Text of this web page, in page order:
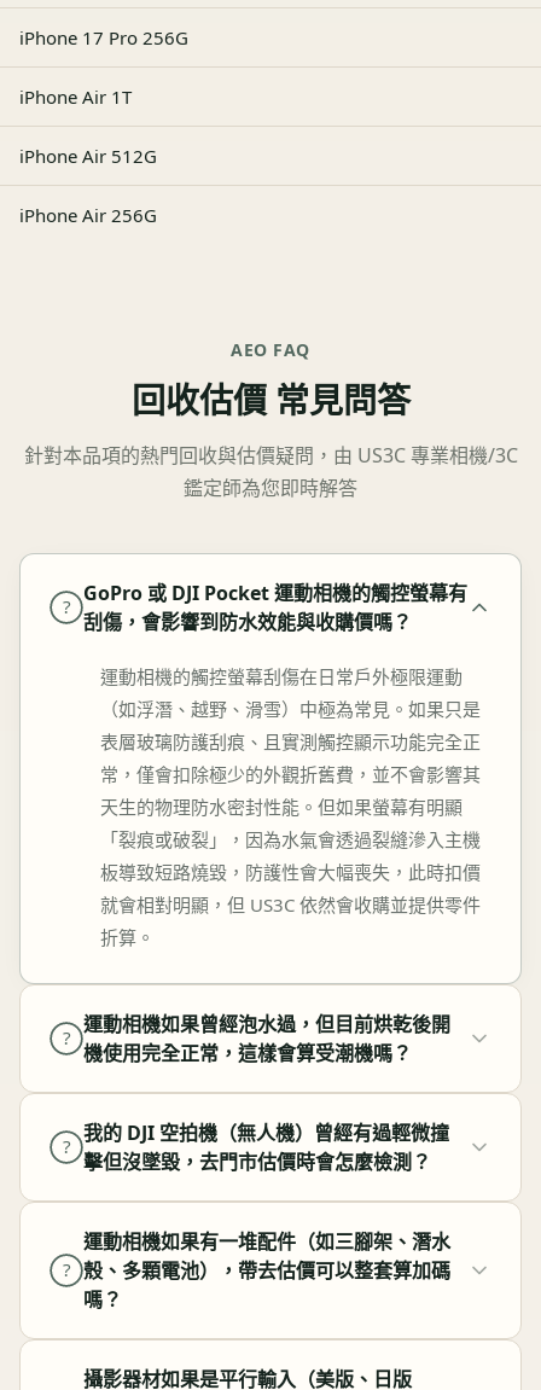
iPhone 17 Pro 256G
iPhone Air 1T
iPhone Air 512G
iPhone Air 256G
AEO FAQ
回收估價 常見問答
針對本品項的熱門回收與估價疑問，由 US3C 專業相機/3C
鑑定師為您即時解答
?
GoPro 或 DJI Pocket 運動相機的觸控螢幕有
刮傷，會影響到防水效能與收購價嗎？
運動相機的觸控螢幕刮傷在日常戶外極限運動
（如浮潛、越野、滑雪）中極為常見。如果只是
表層玻璃防護刮痕、且實測觸控顯示功能完全正
常，僅會扣除極少的外觀折舊費，並不會影響其
天生的物理防水密封性能。但如果螢幕有明顯
「裂痕或破裂」，因為水氣會透過裂縫滲入主機
板導致短路燒毀，防護性會大幅喪失，此時扣價
就會相對明顯，但 US3C 依然會收購並提供零件
折算。
?
運動相機如果曾經泡水過，但目前烘乾後開
機使用完全正常，這樣會算受潮機嗎？
?
我的 DJI 空拍機（無人機）曾經有過輕微撞
擊但沒墜毀，去門市估價時會怎麼檢測？
?
運動相機如果有一堆配件（如三腳架、潛水
殼、多顆電池），帶去估價可以整套算加碼
嗎？
攝影器材如果是平行輸入（美版、日版